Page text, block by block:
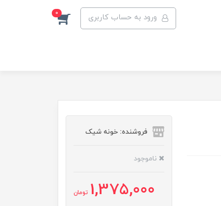
ورود به حساب کاربری 0
فروشنده: خونه شیک
ناموجود
1,375,000 تومان